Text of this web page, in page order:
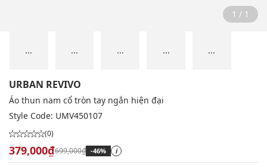
1 / 1
... ... ... ... ...
URBAN REVIVO
Áo thun nam cổ tròn tay ngắn hiện đại
Style Code: UMV450107
(0)
379,000₫699,000₫ -46% i